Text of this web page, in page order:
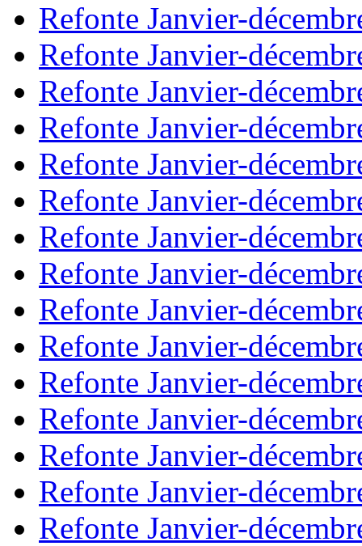
Refonte Janvier-
Refonte Janvier-
Refonte Janvier-
Refonte Janvier-
Refonte Janvier-
Refonte Janvier-
Refonte Janvier-
Refonte Janvier-
Refonte Janvier-
Refonte Janvier-
Refonte Janvier-
Refonte Janvier-
Refonte Janvier-
Refonte Janvier-
Refonte Janvier-